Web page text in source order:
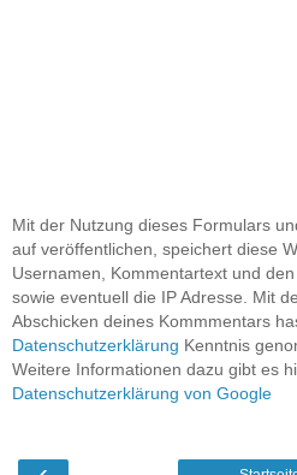
Mit der Nutzung dieses Formulars
auf veröffentlichen, speichert diese
Usernamen, Kommentartext und
sowie eventuell die IP Adresse. Mit
Abschicken deines Kommmentars
Datenschutzerklärung Kenntnis
Weitere Informationen dazu gibt es
Datenschutzerklärung von Google